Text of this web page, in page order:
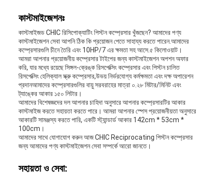
কাস্টমাইজেশনঃ
কাস্টমাইজড CHIC রিসিপোক্যাটিং পিস্টন কম্প্রেসার খুঁজছেন? আমাদের পণ্য
কাস্টমাইজেশন সেবা আপনি ঠিক কি প্রয়োজন পেতে সাহায্য করতে পারেন.আমাদের
কম্প্রেসারগুলি চীনে তৈরি এবং 10HP/7 এর ক্ষমতা সহ আসে.৫ কিলোওয়াট।
আমরা আপনার প্রয়োজনীয় কম্প্রেসার টাইপের জন্য কাস্টমাইজেশন অপশন অফার
করি, যার মধ্যে রয়েছে সিঙ্গল-ক্রেঙ্ক রিসপেক্সিং কম্প্রেসার এবং পিস্টন চালিত
রিসপেক্সিং হেলিক্যাল স্ক্রু কম্প্রেসার,উভয় নির্ভরযোগ্য কর্মক্ষমতা এবং দক্ষ অপারেশন
প্রদানআমাদের কম্প্রেসারগুলির বায়ু সরবরাহের মাত্রা ০.২৮ মিটার/মিনিট এবং
ট্যাঙ্কের আকার ১৫০ লিটার।
আমাদের বিশেষজ্ঞদের দল আপনার চাহিদা অনুসারে আপনার কম্প্রেসারটির আকার
কাস্টমাইজ করতে সহায়তা করতে পারে। আমরা আপনার স্পেস প্রয়োজনীয়তা অনুসারে
আকারটি সামঞ্জস্য করতে পারি, একটি স্ট্যান্ডার্ড আকার 142cm * 53cm *
100cm।
আমাদের সাথে যোগাযোগ করুন আজ CHIC Reciprocating পিস্টন কম্প্রেসার
জন্য আমাদের পণ্য কাস্টমাইজেশন সেবা সম্পর্কে আরো জানতে।
সহায়তা ও সেবা: